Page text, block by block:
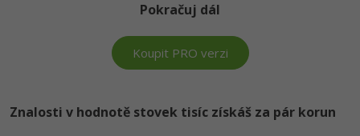
Kybernetická bezpečnost
Elektronický podpis
Pokračuj dál
Koupit PRO verzi
Znalosti v hodnotě stovek tisíc získáš za pár korun